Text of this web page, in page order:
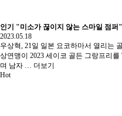
인기 "미소가 끊이지 않는 스마일 점
2023.05.18
우상혁, 21일 일본 요코하마서 열리는
상연맹이 2023 세이코 골든 그랑프리
며 남자 … 더보기
Hot